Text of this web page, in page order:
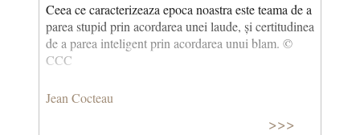
Ceea ce caracterizeaza epoca noastra este teama de a
parea stupid prin acordarea unei laude, și certitudinea
de a parea inteligent prin acordarea unui blam. ©
CCC
Jean Cocteau
>>>